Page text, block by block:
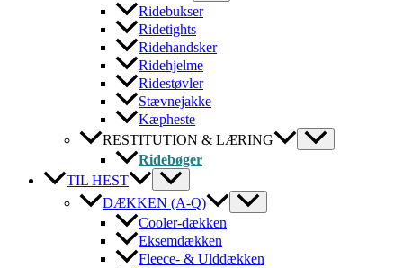
Ridebukser
Ridetights
Ridehandsker
Ridehjelme
Ridestøvler
Stævnejakke
Kæpheste
RESTITUTION & LÆRING
Ridebøger
TIL HEST
DÆKKEN (A-Q)
Cooler-dækken
Eksemdækken
Fleece- & Ulddækken